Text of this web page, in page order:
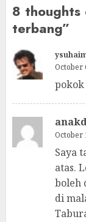
8 thoughts
terbang”
October
October
Saya
atas.
boleh
di